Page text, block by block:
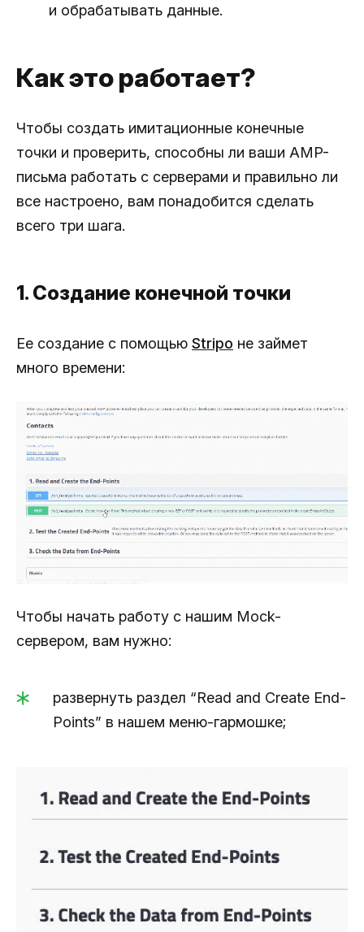
и обрабатывать данные.
Как это работает?
Чтобы создать имитационные конечные
точки и проверить, способны ли ваши AMP-
письма работать с серверами и правильно ли
все настроено, вам понадобится сделать
всего три шага.
1. Создание конечной точки
Ее создание с помощью Stripo не займет
много времени:
Чтобы начать работу с нашим Mock-
сервером, вам нужно:
развернуть раздел “Read and Create End-
Points” в нашем меню-гармошке;